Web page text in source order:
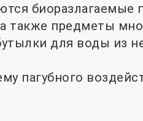
биоразлагаемые
также предметы
для воды из
пагубного